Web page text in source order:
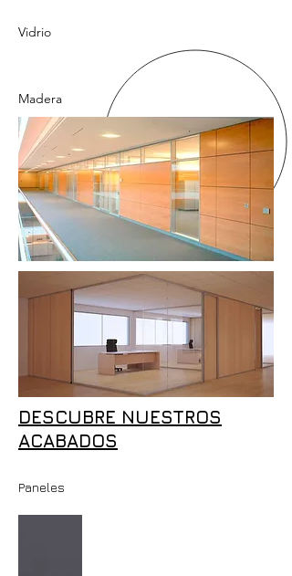
Vidrio
Madera
DESCUBRE NUESTROS
ACABADOS
Paneles